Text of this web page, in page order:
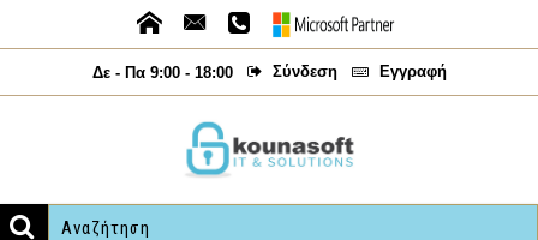
Δε - Πα 9:00 - 18:00 Σύνδεση Εγγραφή